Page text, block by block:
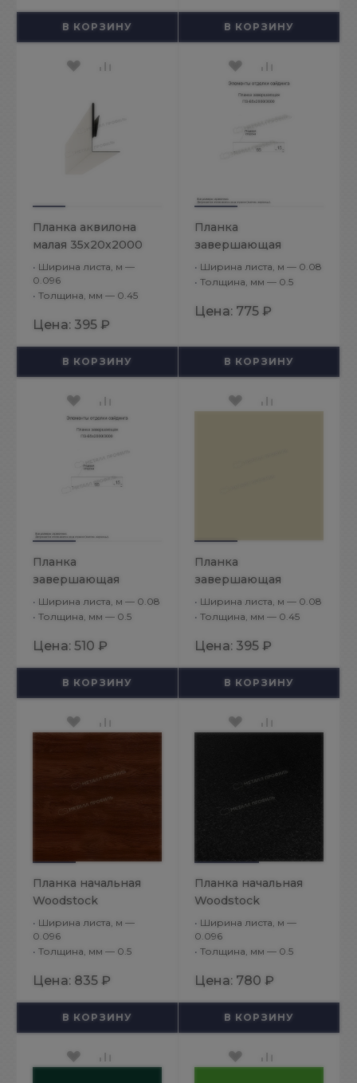
В КОРЗИНУ В КОРЗИНУ
Планка аквилона
малая 35х20х2000
(ПЭ-01-9010-0.45)
• Ширина листа, м —
0.096
• Толщина, мм — 0.45
Цена: 395 ₽
В КОРЗИНУ
Планка
завершающая
65х3000 (PURMAN-
20-Tourmalin-0.5)
• Ширина листа, м — 0.08
• Толщина, мм — 0.5
Цена: 775 ₽
В КОРЗИНУ
Планка
завершающая
65х3000 (VALORI-20-
Violet-0.5)
• Ширина листа, м — 0.08
• Толщина, мм — 0.5
Цена: 510 ₽
В КОРЗИНУ
Планка
завершающая
65х3000 (ПЭ-01-1035-
0.45)
• Ширина листа, м — 0.08
• Толщина, мм — 0.45
Цена: 395 ₽
В КОРЗИНУ
Планка начальная
Woodstock
12х15х3000
(ECOSTEEL-01-
МореныйДуб-0.5)
• Ширина листа, м —
0.096
• Толщина, мм — 0.5
Цена: 835 ₽
В КОРЗИНУ
Планка начальная
Woodstock
12х15х3000
(VikingMP E-20-
9005-0.5)
• Ширина листа, м —
0.096
• Толщина, мм — 0.5
Цена: 780 ₽
В КОРЗИНУ